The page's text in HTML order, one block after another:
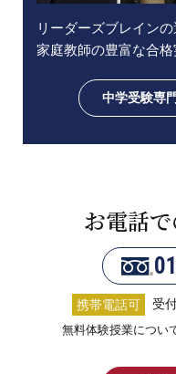
リーダーズブレイン
家庭教師の豊富な合格
中学受験専
お電話
携帯電話可 受
無料体験授業につい